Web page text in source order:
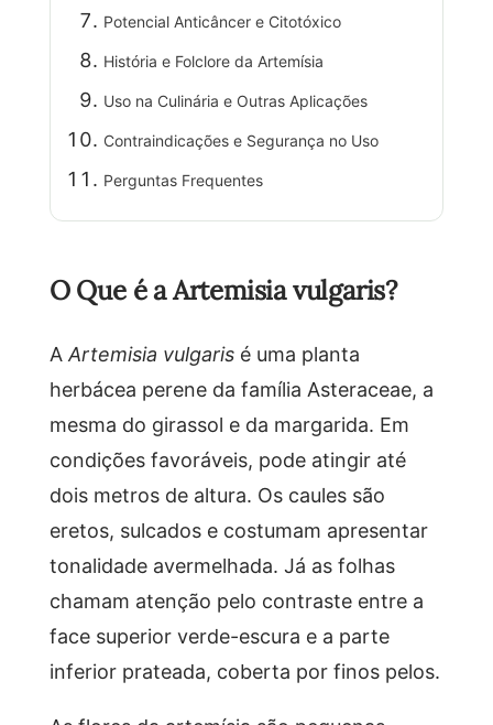
Potencial Anticâncer e Citotóxico
História e Folclore da Artemísia
Uso na Culinária e Outras Aplicações
Contraindicações e Segurança no Uso
Perguntas Frequentes
O Que é a Artemisia vulgaris?
AArtemisia vulgarisé uma planta
herbácea perene da família Asteraceae, a
mesma do girassol e da margarida. Em
condições favoráveis, pode atingir até
dois metros de altura. Os caules são
eretos, sulcados e costumam apresentar
tonalidade avermelhada. Já as folhas
chamam atenção pelo contraste entre a
face superior verde-escura e a parte
inferior prateada, coberta por finos pelos.